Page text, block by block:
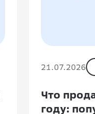
21.07.2026
Что
году: